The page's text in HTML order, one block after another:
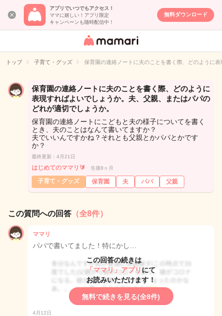
アプリでいつでもアクセス！
ママに嬉しい！アプリ限定
キャンペーンも随時配信中！
無料ダウンロード
女性専用匿名QA
イト
トップ 子育て・グッズ 保育園の連絡ノートに夫のことを書く際、どのように
保育園の連絡ノートに夫のことを書く際、どのように
表現すればよいでしょうか。夫、父親、またはパパの
どれが適切でしょうか。
保育園の連絡ノートにこどもと夫の様子についてを書く
とき、夫のことはなんて書いてますか？
夫でいいんですかね？それとも父親とかパパとかです
か？
最終更新：4月21日
はじめてのママリ🔰 生後8ヶ月
子育て・グッズ 保育園 夫 パパ 父親
この質問への回答 （全8件）
ママリ
パパで書いてました！特にかし…
この回答の続きは
「ママリ」アプリ にて
お読みいただけます！
無料で続きを見る(全8件)
4月12日